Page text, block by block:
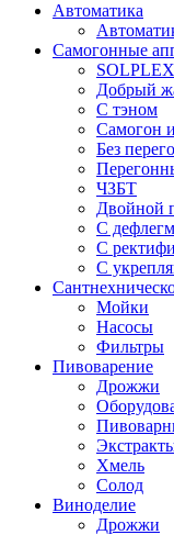
Автоматика
Самогонные
Добрый
С тэном
Самогон
Без
ЧЗБТ
Двойной
С
С
С
Мойки
Насосы
Фильтры
Пивоварение
Дрожжи
Хмель
Солод
Виноделие
Дрожжи